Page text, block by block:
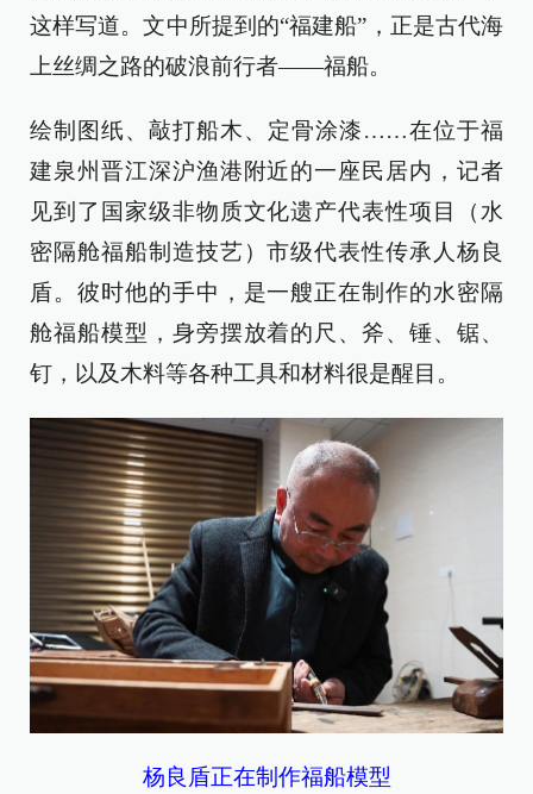
这样写道。文中所提到的“福建船”，正是古代海
上丝绸之路的破浪前行者——福船。
绘制图纸、敲打船木、定骨涂漆……在位于福
建泉州晋江深沪渔港附近的一座民居内，记者
见到了国家级非物质文化遗产代表性项目（水
密隔舱福船制造技艺）市级代表性传承人杨良
盾。彼时他的手中，是一艘正在制作的水密隔
舱福船模型，身旁摆放着的尺、斧、锤、锯、
钉，以及木料等各种工具和材料很是醒目。
杨良盾正在制作福船模型